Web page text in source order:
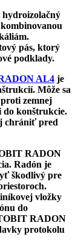
pás, ktorý
podklady.
AL4 je
Môže sa
zemnej
do konštrukcie.
chrániť pred
RADON
Radón je
škodlivý pre
vložky
do
RADON
protokolu